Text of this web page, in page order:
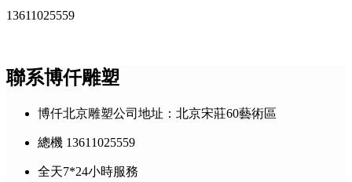
13611025559
聯系博仟雕塑
博仟北京雕塑公司地址：北京宋莊60藝術區
總機 13611025559
全天7*24小時服務